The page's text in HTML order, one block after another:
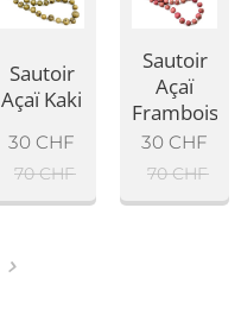
Sautoir
Açaï Kaki
30 CHF
70CHF
Sautoir
Açaï
Framboise
30 CHF
70CHF